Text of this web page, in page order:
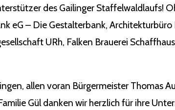
des Gailinger Staffelwaldlaufs!
eG – Die Gestalterbank,
URh, Falken Brauerei
allen voran Bürgermeister Thomas
Gül danken wir herzlich für ihre